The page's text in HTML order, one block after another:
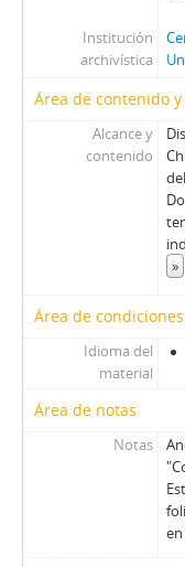
Institución
archivística
Área de contenido
Alcance y
contenido
»
Área de
Idioma del
material
Área de notas
Notas